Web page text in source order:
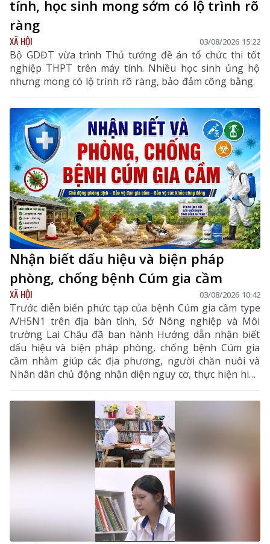
tính, học sinh mong sớm có lộ trình rõ
ràng
XÃ HỘI 03/08/2026 15:22
Bộ GDĐT vừa trình Thủ tướng đề án tổ chức thi tốt
nghiệp THPT trên máy tính. Nhiều học sinh ủng hộ
nhưng mong có lộ trình rõ ràng, bảo đảm công bằng.
Nhận biết dấu hiệu và biện pháp
phòng, chống bệnh Cúm gia cầm
XÃ HỘI 03/08/2026 10:42
Trước diễn biến phức tạp của bệnh Cúm gia cầm type
A/H5N1 trên địa bàn tỉnh, Sở Nông nghiệp và Môi
trường Lai Châu đã ban hành Hướng dẫn nhận biết
dấu hiệu và biện pháp phòng, chống bệnh Cúm gia
cầm nhằm giúp các địa phương, người chăn nuôi và
Nhân dân chủ động nhận diện nguy cơ, thực hiện hiệu
quả các biện pháp phòng, chống dịch, hạn chế lây lan,
bảo vệ đàn gia cầm, sức khỏe cộng đồng và ổn định
sản xuất chăn nuôi. Hướng dẫn tập trung vào các nội
dung chính gồm: đặc điểm dịch tễ của bệnh, dấu hiệu
nhận biết, các biện pháp phòng bệnh, tiêm phòng vắc
xin, giám sát, xử lý ổ dịch và trách nhiệm của chính
quyền, người chăn nuôi, người tiêu dùng trong công